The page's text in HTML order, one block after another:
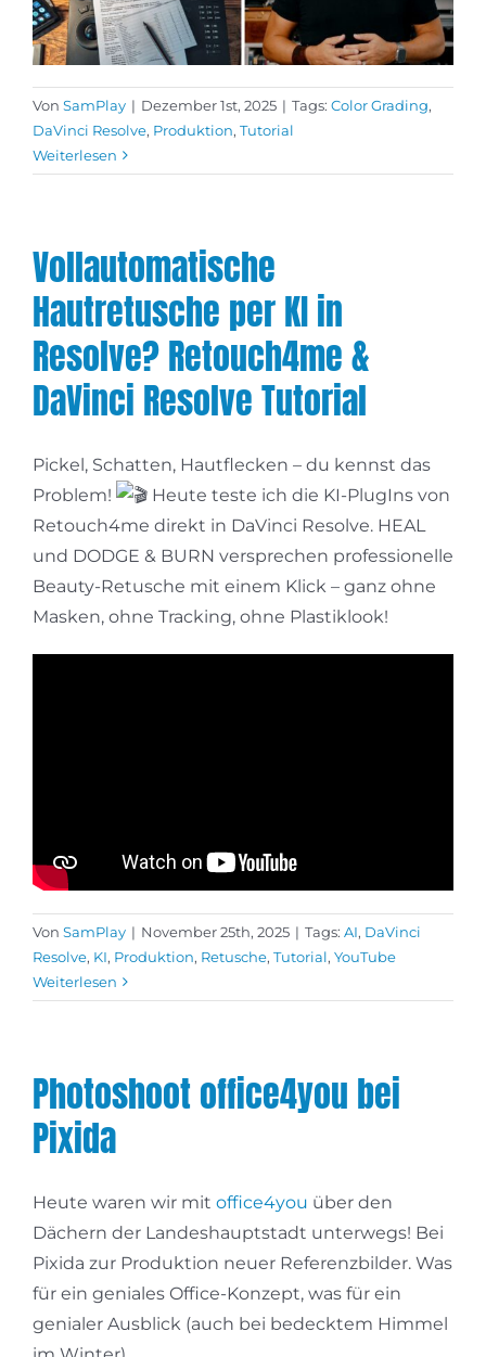
Von SamPlay | Dezember 1st, 2025 | Tags: Color Grading,
DaVinci Resolve, Produktion, Tutorial
Weiterlesen
Vollautomatische
Hautretusche per KI in
Resolve? Retouch4me &
DaVinci Resolve Tutorial
Pickel, Schatten, Hautflecken – du kennst das
Problem!
Heute teste ich die KI-PlugIns von
Retouch4me direkt in DaVinci Resolve. HEAL
und DODGE & BURN versprechen professionelle
Beauty-Retusche mit einem Klick – ganz ohne
Masken, ohne Tracking, ohne Plastiklook!
Von SamPlay | November 25th, 2025 | Tags: AI, DaVinci
Resolve, KI, Produktion, Retusche, Tutorial, YouTube
Weiterlesen
Photoshoot office4you bei
Pixida
Heute waren wir mit office4you über den
Dächern der Landeshauptstadt unterwegs! Bei
Pixida zur Produktion neuer Referenzbilder. Was
für ein geniales Office-Konzept, was für ein
genialer Ausblick (auch bei bedecktem Himmel